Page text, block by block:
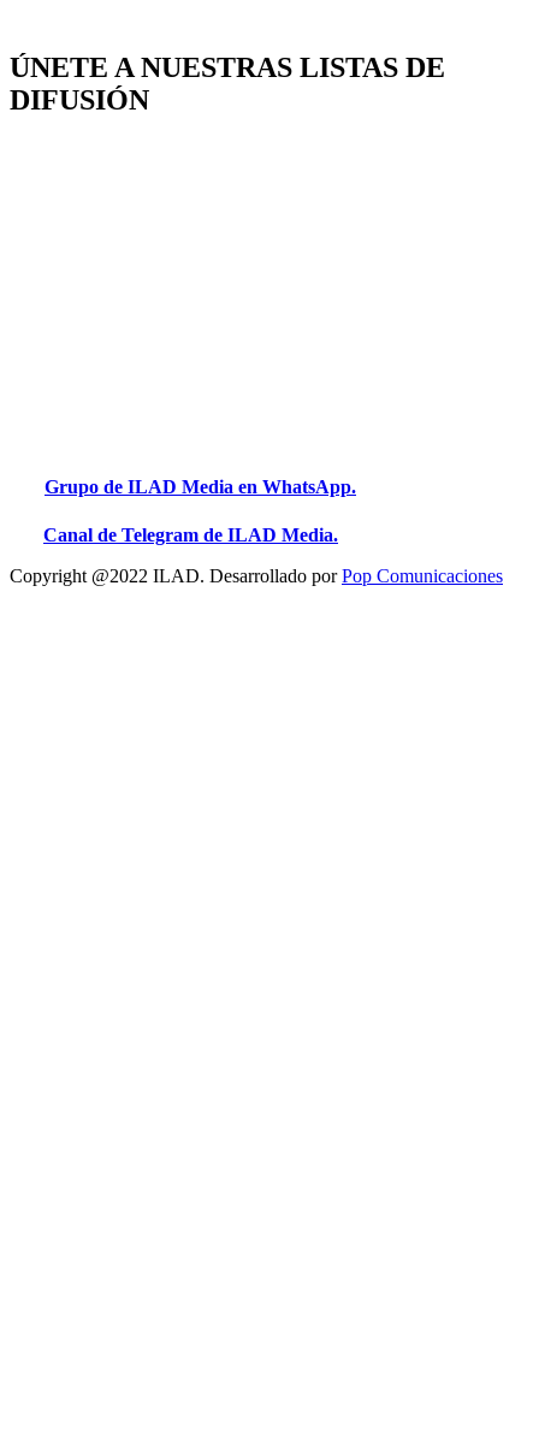
ÚNETE A NUESTRAS LISTAS DE
DIFUSIÓN
Grupo de ILAD Media en WhatsApp.
Canal de Telegram de ILAD Media.
Copyright @2022 ILAD. Desarrollado porPop Comunicaciones